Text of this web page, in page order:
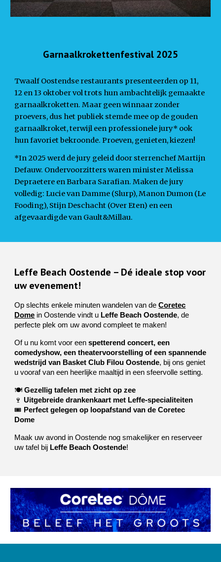
Garnaalkrokettenfestival 2025
Twaalf Oostendse restaurants presenteerden op 11,
12 en 13 oktober vol trots hun ambachtelijk gemaakte
garnaalkroketten. Maar geen winnaar zonder
proevers, dus het publiek stemde mee op de gouden
garnaalkroket, terwijl een professionele jury* ook
hun favoriet bekroonde. Proeven, genieten, kiezen!
*In 2025 werd de jury geleid door sterrenchef Martijn
Defauw. Ondervoorzitters waren minister Melissa
Depraetere en Barbara Sarafian. Maken de jury
volledig: Lucie van Damme (Slurp), Manon Dumon (Le
Fooding), Stijn Deschacht (Over Eten) en een
afgevaardigde van Gault&Millau.
Leffe Beach Oostende – Dé ideale stop voor
uw evenement!
Op slechts enkele minuten wandelen van deCoretec
Dome in Oostende vindt u Leffe Beach Oostende, de
perfecte plek om uw avond compleet te maken!
Of u nu komt voor eenspetterend concert, een
comedyshow, een theatervoorstelling of een spannende
wedstrijd van Basket Club Filou Oostende, bij ons geniet
u vooraf van een heerlijke maaltijd in een sfeervolle setting.
🍽Gezellig tafelen met zicht op zee
🍷 Uitgebreide drankenkaart met Leffe-specialiteiten
🎟 Perfect gelegen op loopafstand van de Coretec
Dome
Maak uw avond in Oostende nog smakelijker en reserveer
uw tafel bij Leffe Beach Oostende!